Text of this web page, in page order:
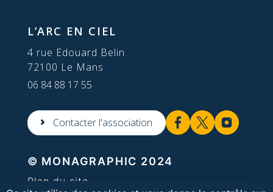
L’ARC EN CIEL
4 rue Edouard Belin
72100 Le Mans
06 84 88 17 55
Contacter l'association
© MONAGRAPHIC 2024
Plan du site